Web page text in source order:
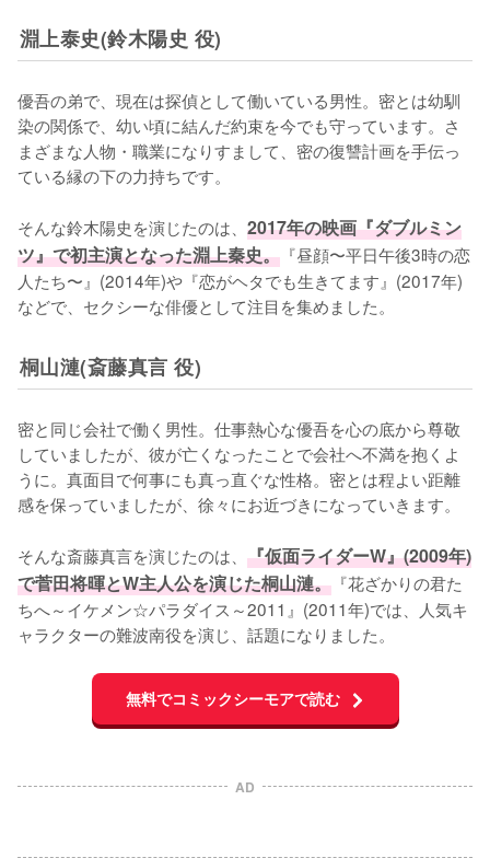
淵上泰史(鈴木陽史 役)
優吾の弟で、現在は探偵として働いている男性。密とは幼馴
染の関係で、幼い頃に結んだ約束を今でも守っています。さ
まざまな人物・職業になりすまして、密の復讐計画を手伝っ
ている縁の下の力持ちです。
そんな鈴木陽史を演じたのは、 2017年の映画『ダブルミン
ツ』で初主演となった淵上秦史。 『昼顔〜平日午後3時の恋
人たち〜』(2014年)や『恋がヘタでも生きてます』(2017年)
などで、セクシーな俳優として注目を集めました。
桐山漣(斎藤真言 役)
密と同じ会社で働く男性。仕事熱心な優吾を心の底から尊敬
していましたが、彼が亡くなったことで会社へ不満を抱くよ
うに。真面目で何事にも真っ直ぐな性格。密とは程よい距離
感を保っていましたが、徐々にお近づきになっていきます。
そんな斎藤真言を演じたのは、 『仮面ライダーW』(2009年)
で菅田将暉とW主人公を演じた桐山漣。 『花ざかりの君た
ちへ～イケメン☆パラダイス～2011』(2011年)では、人気キ
ャラクターの難波南役を演じ、話題になりました。
無料でコミックシーモアで読む
AD